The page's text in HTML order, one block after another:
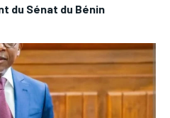
du Sénat du Bénin